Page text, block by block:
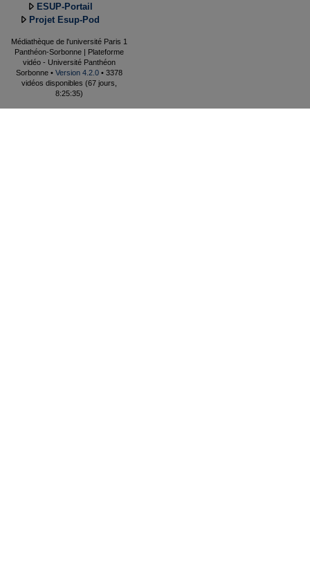
ESUP-Portail
Projet Esup-Pod
Médiathèque de l'université Paris 1
Panthéon-Sorbonne | Plateforme
vidéo - Université Panthéon
Sorbonne • Version 4.2.0 • 3378
vidéos disponibles (67 jours,
8:25:35)